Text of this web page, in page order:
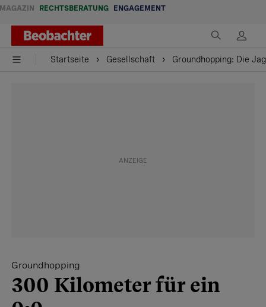
MAGAZIN RECHTSBERATUNG ENGAGEMENT
Startseite Gesellschaft Groundhopping: Die
Groundhopping
300 Kilometer für ein